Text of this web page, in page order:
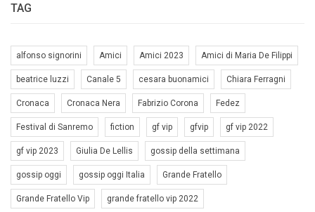
TAG
alfonso signorini Amici Amici 2023 Amici di Maria De Filippi
beatrice luzzi Canale 5 cesara buonamici Chiara Ferragni
Cronaca Cronaca Nera Fabrizio Corona Fedez
Festival di Sanremo fiction gf vip gfvip gf vip 2022
gf vip 2023 Giulia De Lellis gossip della settimana
gossip oggi gossip oggi Italia Grande Fratello
Grande Fratello Vip grande fratello vip 2022